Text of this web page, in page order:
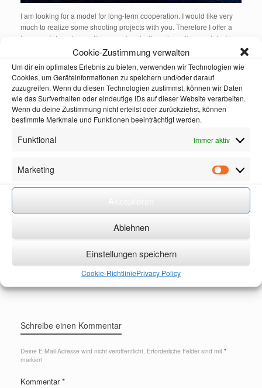
Cookie-Zustimmung verwalten
Um dir ein optimales Erlebnis zu bieten, verwenden wir Technologien wie
Cookies, um Geräteinformationen zu speichern und/oder darauf
zuzugreifen. Wenn du diesen Technologien zustimmst, können wir Daten
wie das Surfverhalten oder eindeutige IDs auf dieser Website verarbeiten.
Wenn du deine Zustimmung nicht erteilst oder zurückziehst, können
bestimmte Merkmale und Funktionen beeinträchtigt werden.
Funktional Immer aktiv
Marketing Marketing
Ablehnen
Einstellungen speichern
Cookie-RichtliniePrivacy Policy
I am looking for a model for long-term cooperation. I would like very
much to realize some shooting projects with you. Therefore I offer a
few appointments, mostly on weekends. If you have time and desire.
The shootings and especially light paintings at the themes Mystique
at night, sunrise or sunset. From portrait to partial nude, in mystic /
cosplay style.
All are payshootings, which means you get a reasonable fee. The
best photos should then be used to upgrade my portfolio.
Travel costs / accommodation, as well as a reasonable allowance for
Veröffentlicht in
Various Shooting themes: art / fantasy
Sport Shooting →
Schreibe einen Kommentar
Deine E-Mail-Adresse wird nicht veröffentlicht. Erforderliche Felder sind mit *
markiert
Kommentar*